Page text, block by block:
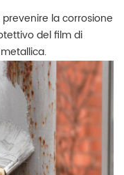
la corrosione
del film di